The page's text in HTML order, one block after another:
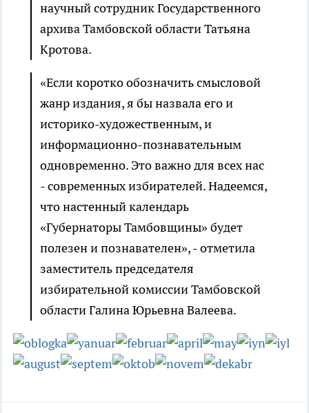
научный сотрудник Государственного
архива Тамбовской области Татьяна
Кротова.
«Если коротко обозначить смысловой
жанр издания, я бы назвала его и
историко-художественным, и
информационно-познавательным
одновременно. Это важно для всех нас
- современных избирателей. Надеемся,
что настенный календарь
«Губернаторы Тамбовщины» будет
полезен и познавателен», - отметила
заместитель председателя
избирательной комиссии Тамбовской
области Галина Юрьевна Валеева.